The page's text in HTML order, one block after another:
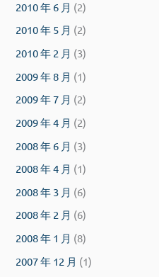
2010 年 6 月 (2)
2010 年 5 月 (2)
2010 年 2 月 (3)
2009 年 8 月 (1)
2009 年 7 月 (2)
2009 年 4 月 (2)
2008 年 6 月 (3)
2008 年 4 月 (1)
2008 年 3 月 (6)
2008 年 2 月 (6)
2008 年 1 月 (8)
2007 年 12 月 (1)